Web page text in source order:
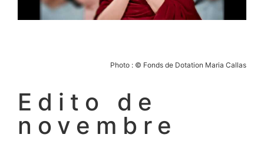
Photo : © Fonds de Dotation Maria Callas
Edito de
novembre